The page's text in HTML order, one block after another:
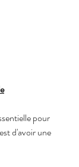
pour
d'avoir une